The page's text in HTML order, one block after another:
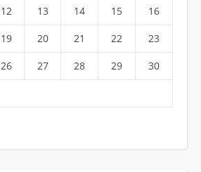
12 13 14 15 16
19 20 21 22 23
26 27 28 29 30